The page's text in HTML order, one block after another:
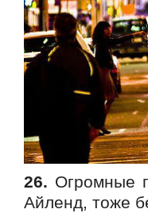
26. Огромные
Айленд, тоже